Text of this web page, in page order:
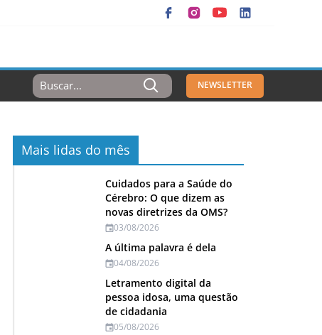
Resultados
Para:
NEWSLETTER
Mais lidas do mês
Cuidados para a Saúde do
Cérebro: O que dizem as
novas diretrizes da OMS?
03/08/2026
A última palavra é dela
04/08/2026
Letramento digital da
pessoa idosa, uma questão
de cidadania
05/08/2026